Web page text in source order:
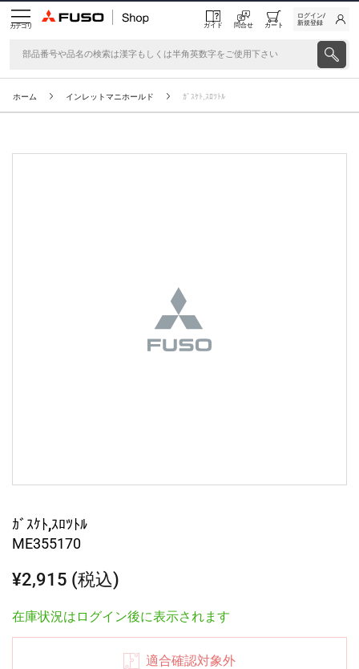
カテゴリ ガイド 問合せ カート
ログイン/
新規登録
ホーム インレットマニホールド ｶﾞｽｹﾄ,ｽﾛﾂﾄﾙ
ｶﾞｽｹﾄ,ｽﾛﾂﾄﾙ
ME355170
¥2,915 (税込)
在庫状況はログイン後に表示されます
適合確認対象外